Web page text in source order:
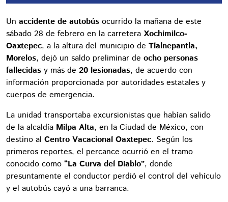
Un accidente de autobús ocurrido la mañana de este
sábado 28 de febrero en la carretera Xochimilco-
Oaxtepec, a la altura del municipio de Tlalnepantla,
Morelos, dejó un saldo preliminar de ocho personas
fallecidas y más de 20 lesionadas, de acuerdo con
información proporcionada por autoridades estatales y
cuerpos de emergencia.
La unidad transportaba excursionistas que habían salido
de la alcaldía Milpa Alta, en la Ciudad de México, con
destino al Centro Vacacional Oaxtepec. Según los
primeros reportes, el percance ocurrió en el tramo
conocido como “La Curva del Diablo”, donde
presuntamente el conductor perdió el control del vehículo
y el autobús cayó a una barranca.